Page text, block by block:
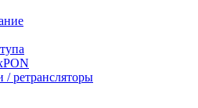
/ ретрансляторы